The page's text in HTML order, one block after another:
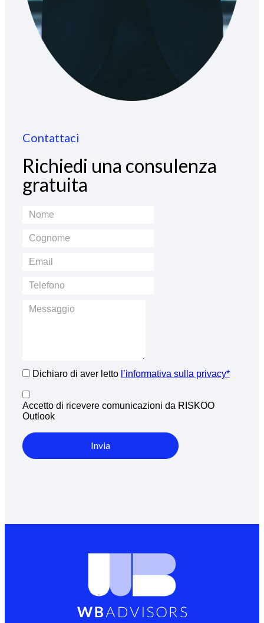
Contattaci
Richiedi una consulenza
gratuita
Dichiaro di aver letto l’informativa sulla privacy*
Accetto di ricevere comunicazioni da RISKOO
Outlook
Invia